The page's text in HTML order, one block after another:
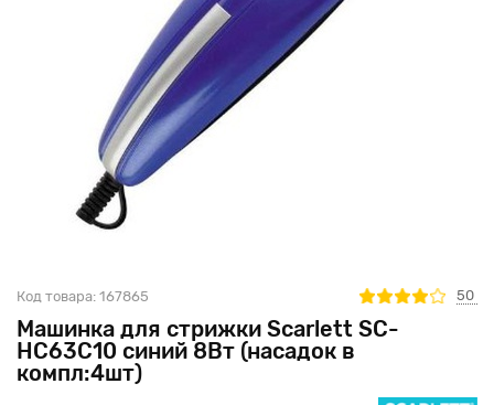
Машинка для стрижки Scarlett SC-
HC63C10 синий 8Вт (насадок в
компл:4шт)
Код товара: 167865 50